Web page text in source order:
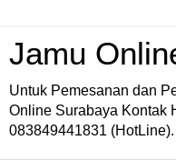
Jamu
Untuk Pemesanan dan
Online Surabaya Kontak
083849441831 (HotLine).